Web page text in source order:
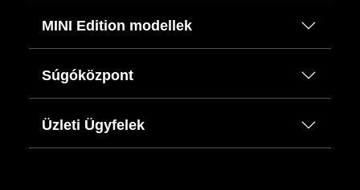
MINI Edition modellek
Súgóközpont
Üzleti Ügyfelek